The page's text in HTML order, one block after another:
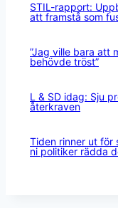
STIL-rapport:
att framstå som
”Jag ville bara att
behövde tröst”
L & SD idag: Sju
återkraven
Tiden rinner ut för
ni politiker rädda